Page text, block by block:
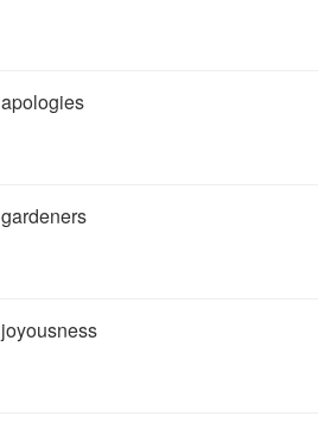
apologies
gardeners
joyousness